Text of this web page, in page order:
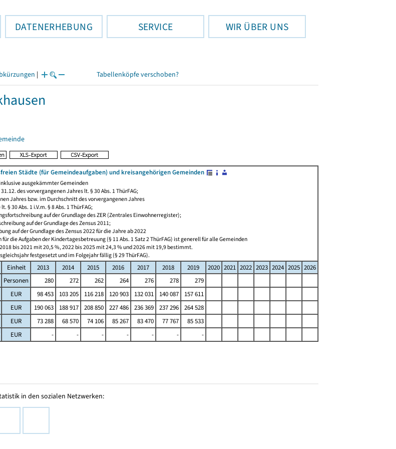
DATENERHEBUNG SERVICE WIR ÜBER UNS
| Tabellenköpfe verschoben?
Städte (für Gemeindeaufgaben) und kreisangehörigen Gemeinden
ausgekämmter Gemeinden
des vorvergangenen Jahres lt. § 30 Abs. 1 ThürFAG;
Jahres bzw. im Durchschnitt des vorvergangenen Jahres
§ 30 Abs. 1 i.V.m. § 8 Abs. 1 ThürFAG;
auf der Grundlage des ZER (Zentrales Einwohnerregister);
auf der Grundlage des Zensus 2011;
auf der Grundlage des Zensus 2022 für die Jahre ab 2022
die Aufgaben der Kindertagesbetreuung (§ 11 Abs. 1 Satz 2 ThürFAG) ist generell für alle Gemeinden
bis 2021 mit 20,5 %, 2022 bis 2025 mit 24,3 % und 2026 mit 19,9 bestimmt.
festgesetzt und im Folgejahr fällig (§ 29 ThürFAG).
Einheit 2013 2014 2015 2016 2017 2018 2019 2020 2021 2022 2023 2024 2025 2026
Personen 280 272 262 264 276 278
279
EUR 98 453 103 205 116 218 120 903 132 031 140 087
157 611
EUR 190 063 188 917 208 850 227 486 236 369 237 296
264 528
EUR 73 288 68 570 74 106 85 267 83 470 77 767
85 533
EUR - - - - - - -
in den sozialen Netzwerken: